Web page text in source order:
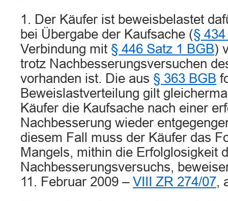
1. Der Käufer ist beweisbelastet
bei Übergabe der Kaufsache (§
Verbindung mit § 446 Satz 1 BGB)
trotz Nachbesserungsversuchen
vorhanden ist. Die aus § 363 BGB
Beweislastverteilung gilt
Käufer die Kaufsache nach einer
Nachbesserung wieder
diesem Fall muss der Käufer das
Mangels, mithin die Erfolglosigkeit
Nachbesserungsversuchs,
11. Februar 2009 – VIII ZR 274/07,